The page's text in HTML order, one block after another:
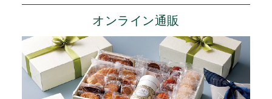
オンライン通販